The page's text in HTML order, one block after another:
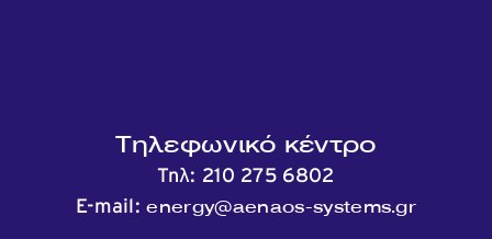
Τηλεφωνικό κέντρο
Τηλ: 210 275 6802
E-mail:energy@aenaos-systems.gr